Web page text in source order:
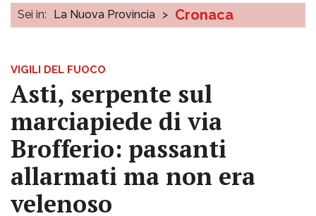
Sei in: La Nuova Provincia > Cronaca
VIGILI DEL FUOCO
Asti, serpente sul
marciapiede di via
Brofferio: passanti
allarmati ma non era
velenoso